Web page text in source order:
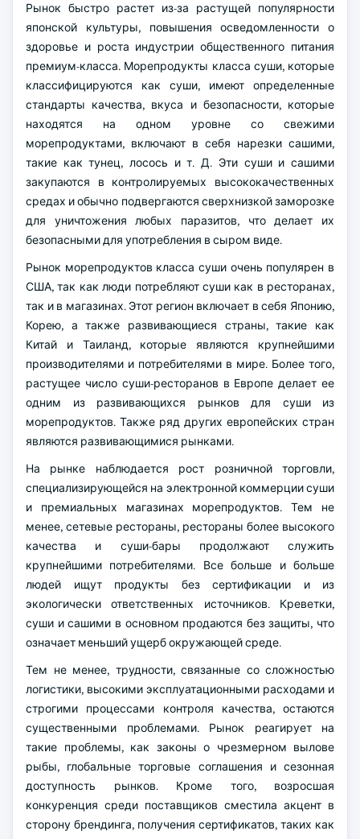
Рынок быстро растет из-за растущей популярности
японской культуры, повышения осведомленности о
здоровье и роста индустрии общественного питания
премиум-класса. Морепродукты класса суши, которые
классифицируются как суши, имеют определенные
стандарты качества, вкуса и безопасности, которые
находятся на одном уровне со свежими
морепродуктами, включают в себя нарезки сашими,
такие как тунец, лосось и т. Д. Эти суши и сашими
закупаются в контролируемых высококачественных
средах и обычно подвергаются сверхнизкой заморозке
для уничтожения любых паразитов, что делает их
безопасными для употребления в сыром виде.
Рынок морепродуктов класса суши очень популярен в
США, так как люди потребляют суши как в ресторанах,
так и в магазинах. Этот регион включает в себя Японию,
Корею, а также развивающиеся страны, такие как
Китай и Таиланд, которые являются крупнейшими
производителями и потребителями в мире. Более того,
растущее число суши-ресторанов в Европе делает ее
одним из развивающихся рынков для суши из
морепродуктов. Также ряд других европейских стран
являются развивающимися рынками.
На рынке наблюдается рост розничной торговли,
специализирующейся на электронной коммерции суши
и премиальных магазинах морепродуктов. Тем не
менее, сетевые рестораны, рестораны более высокого
качества и суши-бары продолжают служить
крупнейшими потребителями. Все больше и больше
людей ищут продукты без сертификации и из
экологически ответственных источников. Креветки,
суши и сашими в основном продаются без защиты, что
означает меньший ущерб окружающей среде.
Тем не менее, трудности, связанные со сложностью
логистики, высокими эксплуатационными расходами и
строгими процессами контроля качества, остаются
существенными проблемами. Рынок реагирует на
такие проблемы, как законы о чрезмерном вылове
рыбы, глобальные торговые соглашения и сезонная
доступность рынков. Кроме того, возросшая
конкуренция среди поставщиков сместила акцент в
сторону брендинга, получения сертификатов, таких как